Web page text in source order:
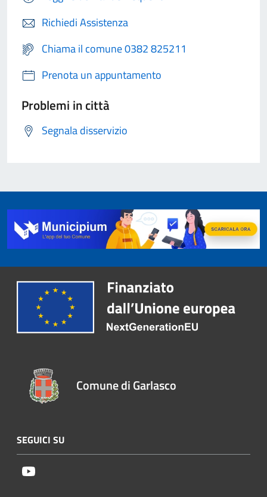
Richiedi Assistenza
Chiama il comune 0382 825211
Prenota un appuntamento
Problemi in città
Segnala disservizio
Comune di Garlasco
SEGUICI SU